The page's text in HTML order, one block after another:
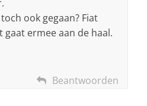
ook gegaan? Fiat
ermee aan de haal.
Beantwoorden